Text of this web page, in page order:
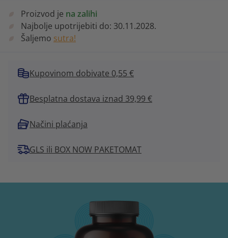
Proizvod je na zalihi
Najbolje upotrijebiti do: 30.11.2028.
Šaljemo sutra!
Kupovinom dobivate 0,55 €
Besplatna dostava iznad 39,99 €
Načini plaćanja
GLS ili BOX NOW PAKETOMAT